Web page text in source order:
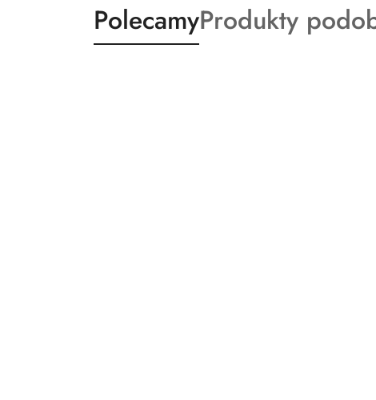
Produkty
o
PolecamyProdukty
o
Produkty